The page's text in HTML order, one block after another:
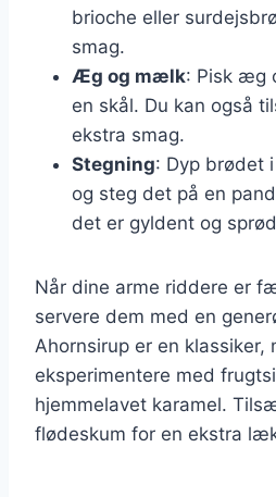
brioche eller
smag.
Æg og mælk: Pisk æg
en skål. Du kan også
ekstra smag.
Stegning: Dyp brødet
og steg det på en
det er gyldent og
Når dine arme riddere er
servere dem med en
Ahornsirup er en klassiker,
eksperimentere med
hjemmelavet karamel.
flødeskum for en ekstra